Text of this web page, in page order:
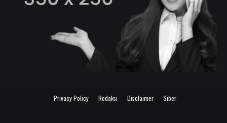
Privacy Policy Redaksi Disclaimer Siber